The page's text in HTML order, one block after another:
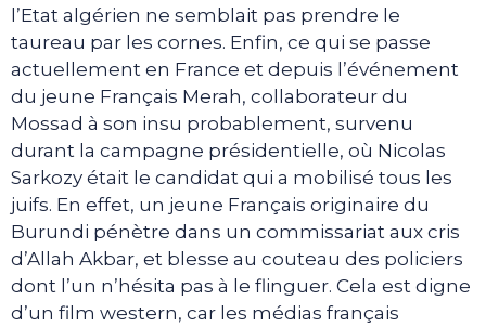
l’Etat algérien ne semblait pas prendre le
taureau par les cornes. Enfin, ce qui se passe
actuellement en France et depuis l’événement
du jeune Français Merah, collaborateur du
Mossad à son insu probablement, survenu
durant la campagne présidentielle, où Nicolas
Sarkozy était le candidat qui a mobilisé tous les
juifs. En effet, un jeune Français originaire du
Burundi pénètre dans un commissariat aux cris
d’Allah Akbar, et blesse au couteau des policiers
dont l’un n’hésita pas à le flinguer. Cela est digne
d’un film western, car les médias français